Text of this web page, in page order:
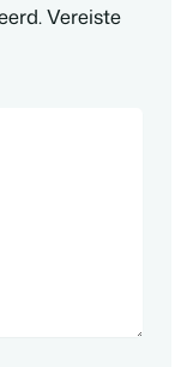
Vereiste